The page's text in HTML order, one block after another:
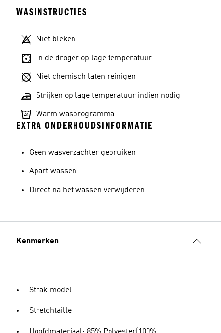
WASINSTRUCTIES
Niet bleken
In de droger op lage temperatuur
Niet chemisch laten reinigen
Strijken op lage temperatuur indien nodig
Warm wasprogramma
EXTRA ONDERHOUDSINFORMATIE
Geen wasverzachter gebruiken
Apart wassen
Direct na het wassen verwijderen
Kenmerken
Strak model
Stretchtaille